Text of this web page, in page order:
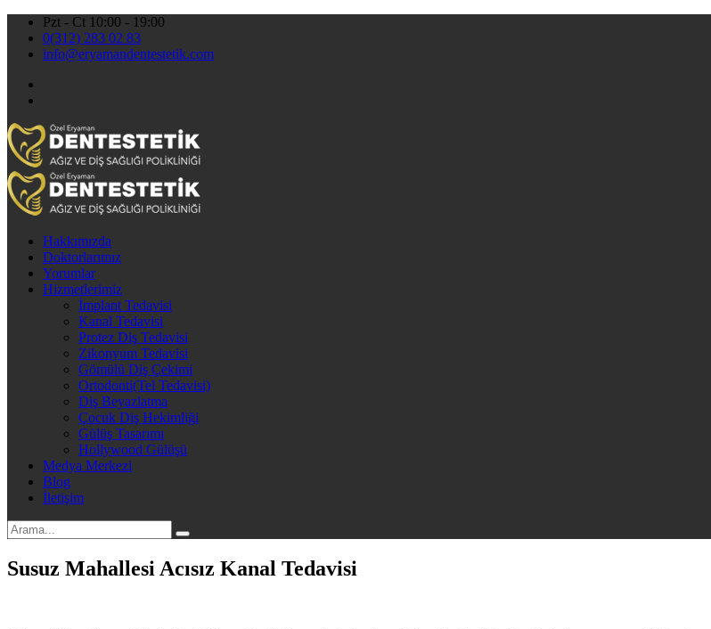
Pzt - Ct 10:00 - 19:00
0(312) 283 02 83
info@eryamandentestetik.com
Hakkımızda
Doktorlarımız
Yorumlar
Hizmetlerimiz
İmplant Tedavisi
Kanal Tedavisi
Protez Diş Tedavisi
Zikonyum Tedavisi
Gömülü Diş Çekimi
Ortodonti(Tel Tedavisi)
Diş Beyazlatma
Çocuk Diş Hekimliği
Gülüş Tasarımı
Hollywood Gülüşü
Medya Merkezi
Blog
İletişim
Susuz Mahallesi Acısız Kanal Tedavisi